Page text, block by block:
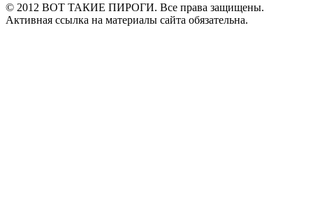
© 2012 ВОТ ТАКИЕ ПИРОГИ. Все права защищены.
Активная ссылка на материалы сайта обязательна.